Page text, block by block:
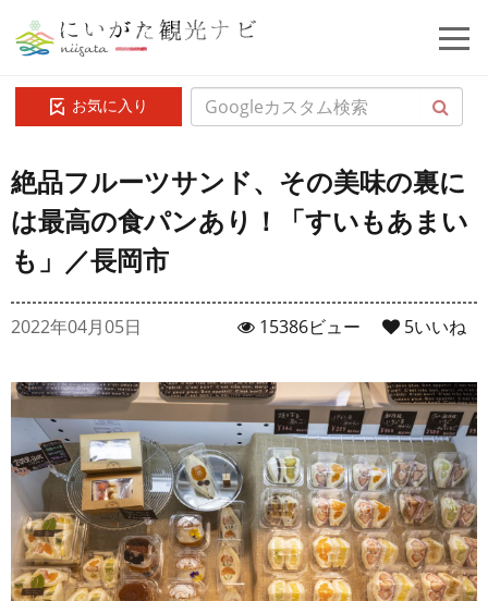
お気に入り
絶品フルーツサンド、その美味の裏に
は最高の食パンあり！「すいもあまい
も」／長岡市
2022年04月05日 5いいね
15386ビュー